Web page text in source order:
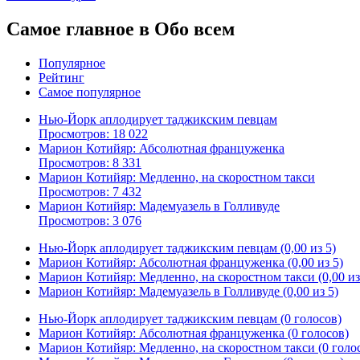
Самое главное в Обо всем
Популярное
Рейтинг
Самое популярное
Нью-Йорк аплодирует таджикским певцам
Просмотров: 18 022
Марион Котийяр: Абсолютная француженка
Просмотров: 8 331
Марион Котийяр: Медленно, на скоростном такси
Просмотров: 7 432
Марион Котийяр: Мадемуазель в Голливуде
Просмотров: 3 076
Нью-Йорк аплодирует таджикским певцам (0,00 из 5)
Марион Котийяр: Абсолютная француженка (0,00 из 5)
Марион Котийяр: Медленно, на скоростном такси (0,00
Марион Котийяр: Мадемуазель в Голливуде (0,00 из 5)
Нью-Йорк аплодирует таджикским певцам (0 голосов)
Марион Котийяр: Абсолютная француженка (0 голосов)
Марион Котийяр: Медленно, на скоростном такси (0